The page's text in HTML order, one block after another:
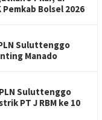
Bolsel 2026
Suluttenggo
Manado
Suluttenggo
PT J RBM ke 10